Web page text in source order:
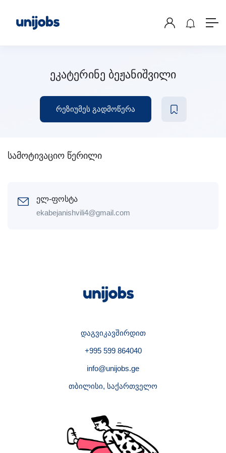
ეკატერინე ბეჟანიშვილი
რეზიუმეს გადმოწერა
სამოტივაციო წერილი
ელ-ფოსტა
ekabejanishvili4@gmail.com
დაგვიკავშირდით
+995 599 864040
info@unijobs.ge
თბილისი, საქართველო